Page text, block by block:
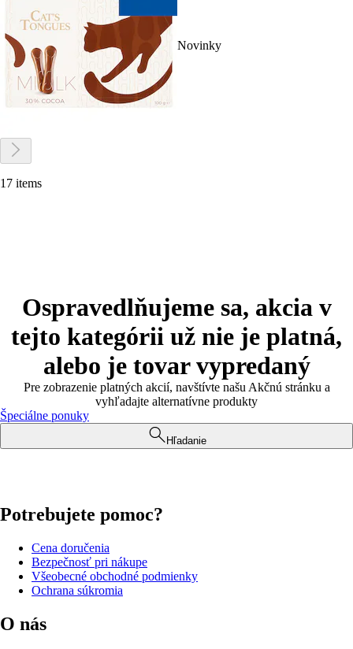
Novinky
17 items
Ospravedlňujeme sa, akcia v
tejto kategórii už nie je platná,
alebo je tovar vypredaný
Pre zobrazenie platných akcií, navštívte našu Akčnú stránku a
vyhľadajte alternatívne produkty
Špeciálne ponuky
Hľadanie
Potrebujete pomoc?
Cena doručenia
Bezpečnosť pri nákupe
Všeobecné obchodné podmienky
Ochrana súkromia
O nás